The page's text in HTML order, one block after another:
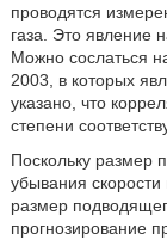
проводятся
газа. Это явление
Можно сослаться
2003, в которых
указано, что
степени
Поскольку размер
убывания скорости
размер
прогнозирование